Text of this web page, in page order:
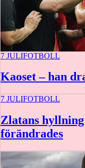
7 JULIFOTBOLL
Kaoset – han
7 JULIFOTBOLL
Zlatans
förändrades